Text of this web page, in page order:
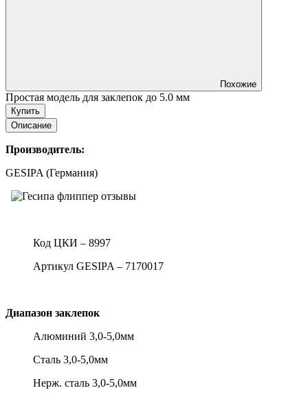
Похожие
Простая модель для заклепок до 5.0 мм
Купить
Описание
Производитель:
GESIPA (Германия)
Код ЦКИ – 8997
Артикул GESIPA – 7170017
Диапазон заклепок
Алюминий 3,0-5,0мм
Сталь 3,0-5,0мм
Нерж. сталь 3,0-5,0мм